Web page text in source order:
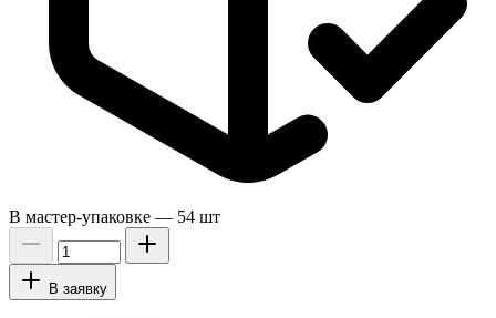
В мастер-упаковке — 54 шт
В заявку